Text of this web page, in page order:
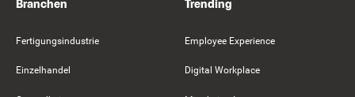
Branchen
Fertigungsindustrie
Einzelhandel
Trending
Employee Experience
Digital Workplace